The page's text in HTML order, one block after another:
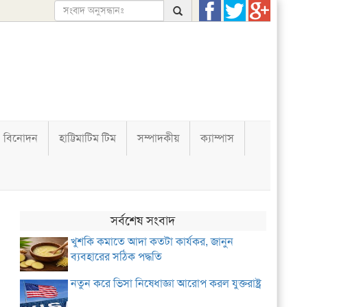
বিনোদন হাট্টিমাটিম টিম সম্পাদকীয় ক্যাম্পাস
সর্বশেষ সংবাদ
খুশকি কমাতে আদা কতটা কার্যকর, জানুন
ব্যবহারের সঠিক পদ্ধতি
নতুন করে ভিসা নিষেধাজ্ঞা আরোপ করল যুক্তরাষ্ট্র